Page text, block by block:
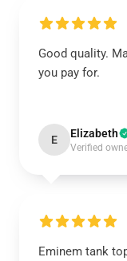
Good quality.
you pay for.
E Elizabeth
Verified
Eminem tank